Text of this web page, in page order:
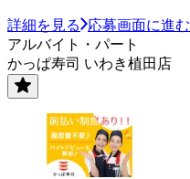
詳細を見る
応募画面に進む
アルバイト・パート
かっぱ寿司 いわき植田店